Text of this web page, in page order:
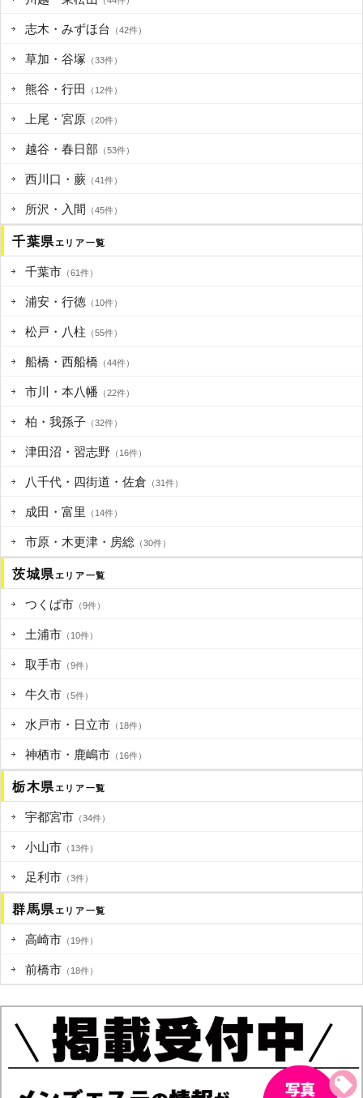
志木・みずほ台 （42件）
草加・谷塚 （33件）
熊谷・行田 （12件）
上尾・宮原 （20件）
越谷・春日部 （53件）
西川口・蕨 （41件）
所沢・入間 （45件）
千葉県 エリア一覧
千葉市 （61件）
浦安・行徳 （10件）
松戸・八柱 （55件）
船橋・西船橋 （44件）
市川・本八幡 （22件）
柏・我孫子 （32件）
津田沼・習志野 （16件）
八千代・四街道・佐倉 （31件）
成田・富里 （14件）
市原・木更津・房総 （30件）
茨城県 エリア一覧
つくば市 （9件）
土浦市 （10件）
取手市 （9件）
牛久市 （5件）
水戸市・日立市 （18件）
神栖市・鹿嶋市 （16件）
栃木県 エリア一覧
宇都宮市 （34件）
小山市 （13件）
足利市 （3件）
群馬県 エリア一覧
高崎市 （19件）
前橋市 （18件）